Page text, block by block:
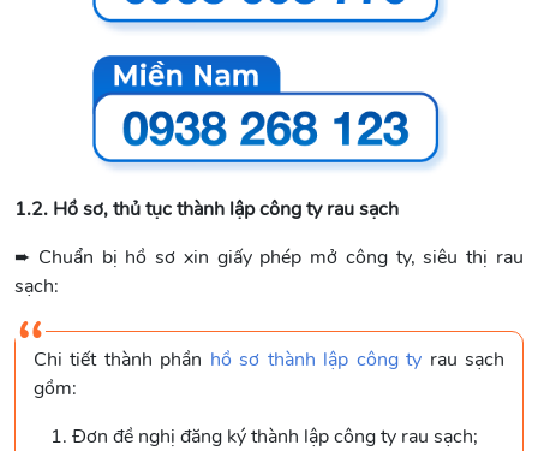
1.2. Hồ sơ, thủ tục thành lập công ty rau sạch
➨ Chuẩn bị hồ sơ xin giấy phép mở công ty, siêu thị rau
sạch:
Chi tiết thành phần hồ sơ thành lập công ty rau sạch
gồm:
Đơn đề nghị đăng ký thành lập công ty rau sạch;